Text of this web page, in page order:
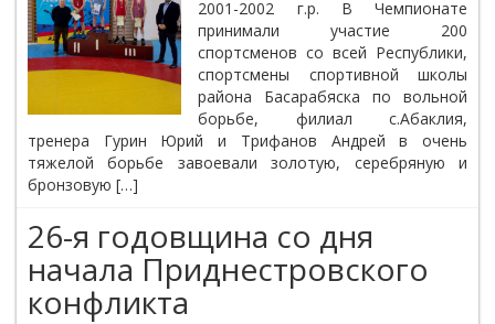
2001-2002 г.р. В Чемпионате
принимали участие 200
спортсменов со всей Республики,
спортсмены спортивной школы
района Басарабяска по вольной
борьбе, филиал с.Абаклия,
тренера Гурин Юрий и Трифанов Андрей в очень
тяжелой борьбе завоевали золотую, серебряную и
бронзовую […]
26-я годовщина со дня
начала Приднестровского
конфликта